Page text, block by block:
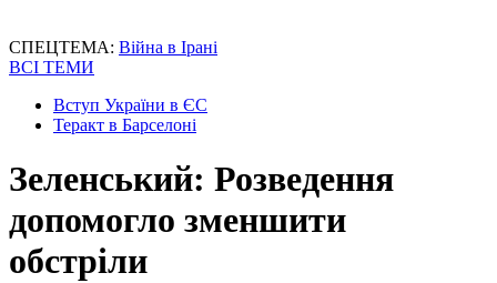
СПЕЦТЕМА: Війна в Ірані
ВСІ ТЕМИ
Вступ України в ЄС
Теракт в Барселоні
Зеленський: Розведення
допомогло зменшити
обстріли